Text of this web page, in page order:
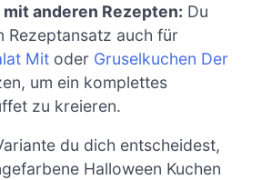
anderen Rezepten: Du
Rezeptansatz auch für
Mit oder Gruselkuchen Der
um ein komplettes
zu kreieren.
du dich entscheidest,
Halloween Kuchen